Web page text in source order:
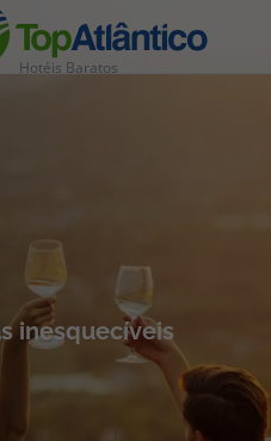
Hotéis Baratos
inesquecíveis